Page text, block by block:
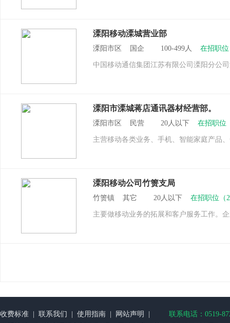
溧阳移动溧城营业部
溧阳市区 国企 100-499人 在招职
中国移动通信集团江苏有限公司溧阳分公
溧阳市溧城蒋店通讯器材经营部。
溧阳市区 民营 20人以下 在招职位
主营移动各类业务、手机、智能家庭产品
溧阳移动公司竹箦支局
竹箦镇 其它 20人以下 在招职位（
主要做移动业务的拓展和客户服务工作。
收费标准 联系我们 使用指南 网站声明
联系电话：0519-